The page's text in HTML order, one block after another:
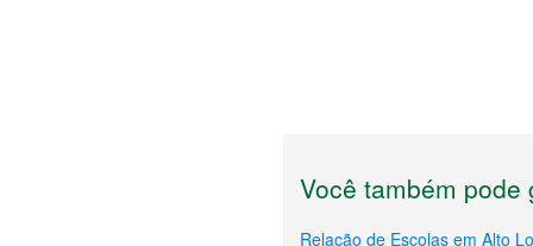
Você também pode
Relação de Escolas em Alto